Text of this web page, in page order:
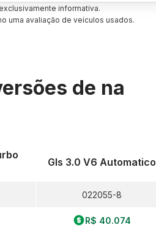
informativa.
uma avaliação de veículos usados.
de na
Gls 3.0 V6 Automatico
022055-8
R$ 40.074